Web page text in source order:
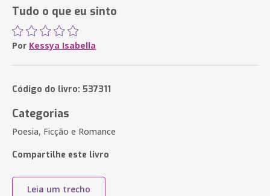
Tudo o que eu sinto
Por Kessya Isabella
Código do livro: 537311
Categorias
Poesia, Ficção e Romance
Compartilhe este livro
Leia um trecho